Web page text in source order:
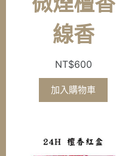
線香
NT$600
加入購物車